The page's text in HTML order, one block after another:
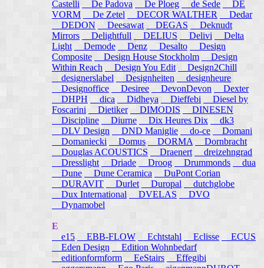
Castelli
De Padova De Ploeg de Sede
DE
VORM
De Zetel DECOR WALTHER
Dedar
DEDON
Deesawat DEGAS
Deknudt
Mirrors
Delightfull DELIUS Delivi
Delta
Light
Demode Denz Desalto
Design
Composite
Design House Stockholm
Design
Within Reach
Design You Edit
Design2Chill
designerslabel
Designheiten
designheure
Designoffice
Desiree DevonDevon
Dexter
DHPH
dica Didheya Dieffebi
Diesel by
Foscarini
Dietiker DIMODIS
DINESEN
Discipline
Diurne Dix Heures Dix
dk3
DLV Design
DND Maniglie do-ce
Domani
Domaniecki
Domus DORMA
Dornbracht
Douglas ACOUSTICS
Draenert
dreizehngrad
Dresslight Driade Droog Drummonds
dua
Dune
Dune Ceramica
DuPont Corian
DURAVIT
Durlet Duropal
dutchglobe
Dux International
DVELAS
DVO
Dynamobel
E
e15 EBB-FLOW Echtstahl Eclisse
ECUS
Eden Design
Edition Wohnbedarf
editionformform
EeStairs
Effegibi